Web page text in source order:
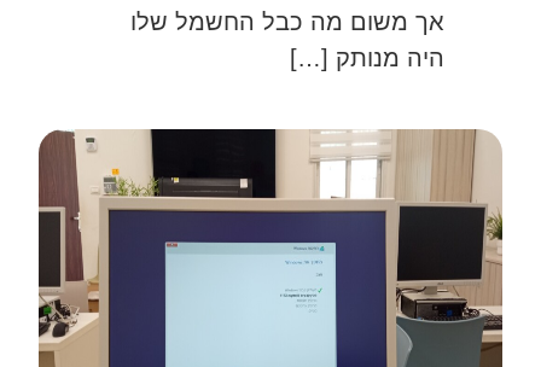
אך משום מה כבל החשמל שלו
היה מנותק […]